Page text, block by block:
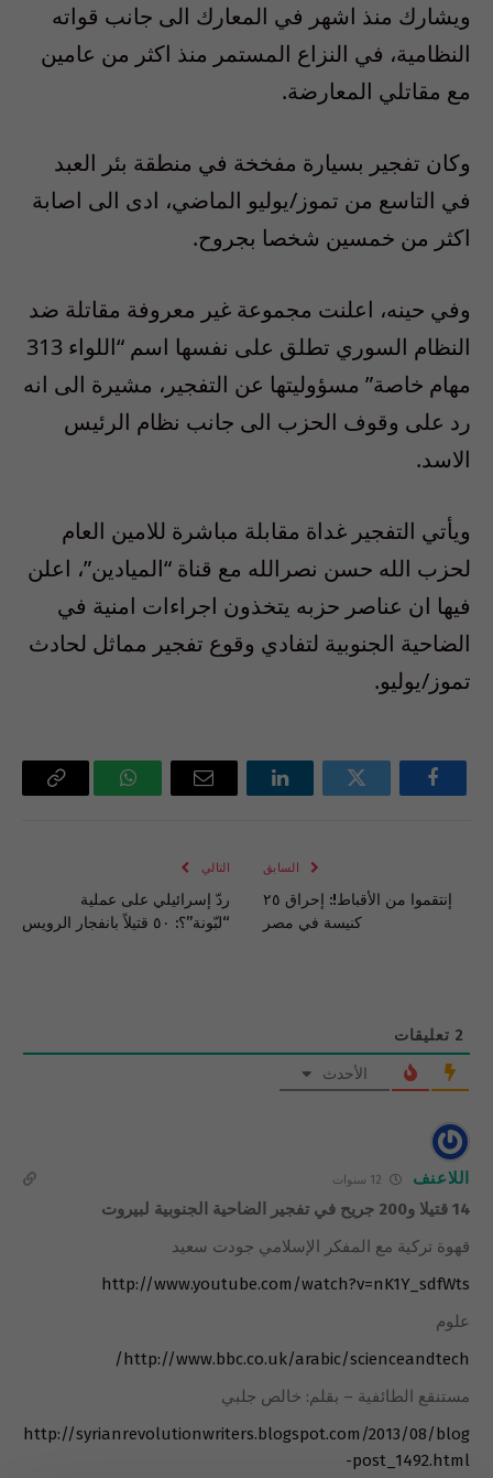
ويشارك منذ اشهر في المعارك الى جانب قواته
النظامية، في النزاع المستمر منذ اكثر من عامين
مع مقاتلي المعارضة.
وكان تفجير بسيارة مفخخة في منطقة بئر العبد
في التاسع من تموز/يوليو الماضي، ادى الى اصابة
اكثر من خمسين شخصا بجروح.
وفي حينه، اعلنت مجموعة غير معروفة مقاتلة ضد
النظام السوري تطلق على نفسها اسم “اللواء 313
مهام خاصة” مسؤوليتها عن التفجير، مشيرة الى انه
رد على وقوف الحزب الى جانب نظام الرئيس
الاسد.
ويأتي التفجير غداة مقابلة مباشرة للامين العام
لحزب الله حسن نصرالله مع قناة “الميادين”، اعلن
فيها ان عناصر حزبه يتخذون اجراءات امنية في
الضاحية الجنوبية لتفادي وقوع تفجير مماثل لحادث
تموز/يوليو.
فيسبوك تويتر لينكدإن
البريد
واتساب Copy
السابق
إنتقموا من الأقباط!: إحراق ٢٥
كنيسة في مصر
التالي
ردّ إسرائيلي على عملية
“لبّونة”؟: ٥٠ قتيلاً بانفجار الرويس
2 تعليقات
الأحدث
اللاعنف
14 قتيلا و200 جريح في تفجير الضاحية الجنوبية لبيروت
قهوة تركية مع المفكر الإسلامي جودت سعيد
http://www.youtube.com/watch?v=nK1Y_sdfWts
علوم
http://www.bbc.co.uk/arabic/scienceandtech/
مستنقع الطائفية – بقلم: خالص جلبي
http://syrianrevolutionwriters.blogspot.com/2013/08/blog
-post_1492.html